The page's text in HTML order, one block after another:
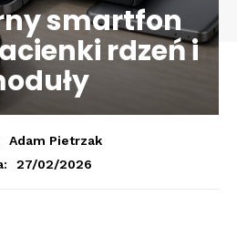
smartfon
rdzeń i
Adam Pietrzak
27/02/2026